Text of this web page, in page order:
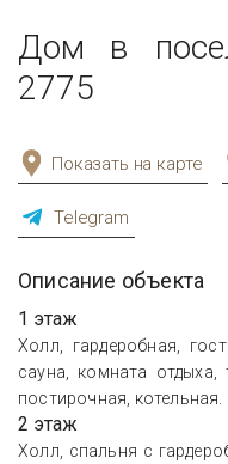
Дом в
2775
Показать на карте
Telegram
Описание объекта
1 этаж
Холл, гардеробная,
сауна, комната отдыха,
постирочная, котельная.
2 этаж
Холл, спальня с